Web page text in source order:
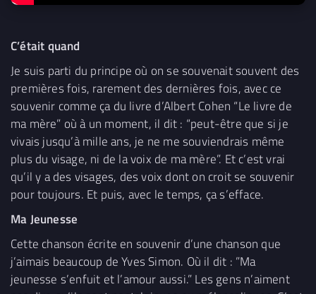
C’était quand
Je suis parti du principe où on se souvenait souvent des
premières fois, rarement des dernières fois, avec ce
souvenir comme ça du livre d’Albert Cohen “Le livre de
ma mère” où à un moment, il dit : “peut-être que si je
vivais jusqu’à mille ans, je ne me souviendrais même
plus du visage, ni de la voix de ma mère”. Et c’est vrai
qu’il y a des visages, des voix dont on croit se souvenir
pour toujours. Et puis, avec le temps, ça s’efface.
Ma Jeunesse
Cette chanson écrite en souvenir d’une chanson que
j’aimais beaucoup de Yves Simon. Où il dit : ”Ma
jeunesse s’enfuit et l’amour aussi.” Les gens n’aiment